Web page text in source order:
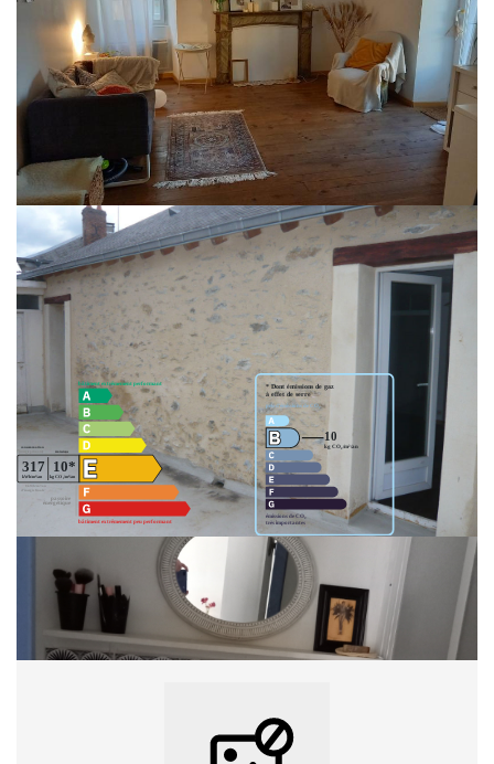
LAVAL, quartier préfecture, appartement T2 de 47,40 m² au 1er étage
comprenant : Une entrée, une cuisine, une salle d'eau avec WC, un
séjour/salon sur parquet avec accès sur terrasse et une chambre avec
placard.
Chauffage individuel électrique
Loyer : 365 € Prov/charges : 15 €
Honoraires à la charge du locataire : 365 €TTC Nos honoraires
Classes DPE/GES
Montant estimé des dépenses annuelles d'énergie pour un usage standard
entre 940€ et 1300€. Pour la date de référence 01/01/2021.
Partager :